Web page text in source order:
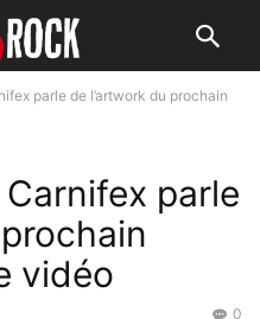
parle de l’artwork du prochain
parle
vidéo
0